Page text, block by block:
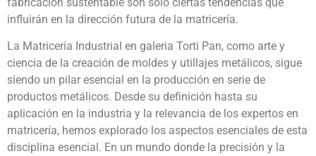
influirán en la dirección futura de la matricería.
La Matricería Industrial en galeria Torti Pan, como arte y
ciencia de la creación de moldes y utillajes metálicos, sigue
siendo un pilar esencial en la producción en serie de
productos metálicos. Desde su definición hasta su
aplicación en la industria y la relevancia de los expertos en
matricería, hemos explorado los aspectos esenciales de esta
disciplina esencial. En un mundo donde la precisión y la